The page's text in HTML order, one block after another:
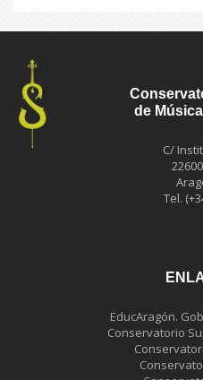
de
C/
Tel.
EducAragón.
Conservatorio